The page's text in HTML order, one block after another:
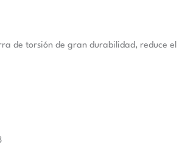
de torsión de gran durabilidad, reduce el